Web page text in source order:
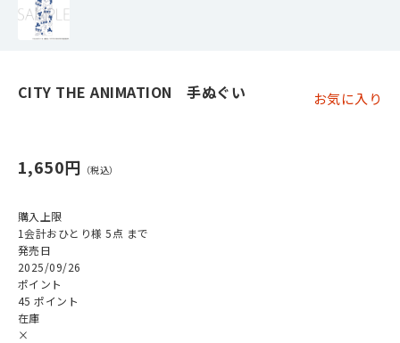
CITY THE ANIMATION 手ぬぐい お気に入り
1,650円
購入上限
1会計おひとり様 5点 まで
発売日
2025/09/26
ポイント
45 ポイント
在庫
×